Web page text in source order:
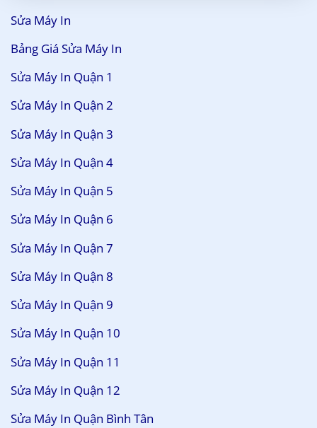
Sửa Máy In
Bảng Giá Sửa Máy In
Sửa Máy In Quận 1
Sửa Máy In Quận 2
Sửa Máy In Quận 3
Sửa Máy In Quận 4
Sửa Máy In Quận 5
Sửa Máy In Quận 6
Sửa Máy In Quận 7
Sửa Máy In Quận 8
Sửa Máy In Quận 9
Sửa Máy In Quận 10
Sửa Máy In Quận 11
Sửa Máy In Quận 12
Sửa Máy In Quận Bình Tân